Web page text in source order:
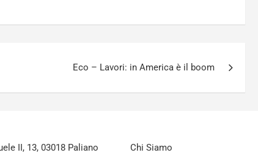
Eco – Lavori: in America è il boom
II, 13, 03018 Paliano
Chi Siamo